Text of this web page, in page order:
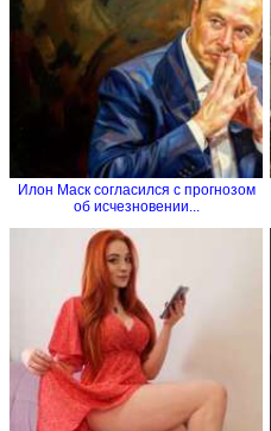
Илон Маск согласился с прогнозом
об исчезновении...